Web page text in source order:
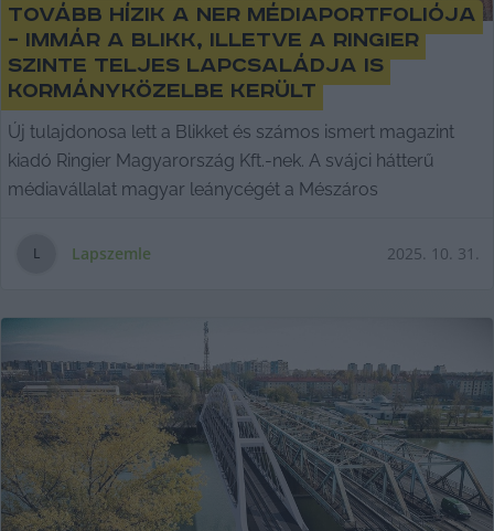
Tovább hízik a NER médiaportfoliója
– immár a Blikk, illetve a Ringier
szinte teljes lapcsaládja is
kormányközelbe került
Új tulajdonosa lett a Blikket és számos ismert magazint
kiadó Ringier Magyarország Kft.-nek. A svájci hátterű
médiavállalat magyar leánycégét a Mészáros
L Lapszemle 2025. 10. 31.